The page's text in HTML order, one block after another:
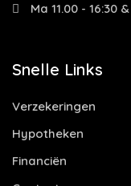
Ma 11.00 - 16:30
Snelle Links
Verzekeringen
Hypotheken
Financiën